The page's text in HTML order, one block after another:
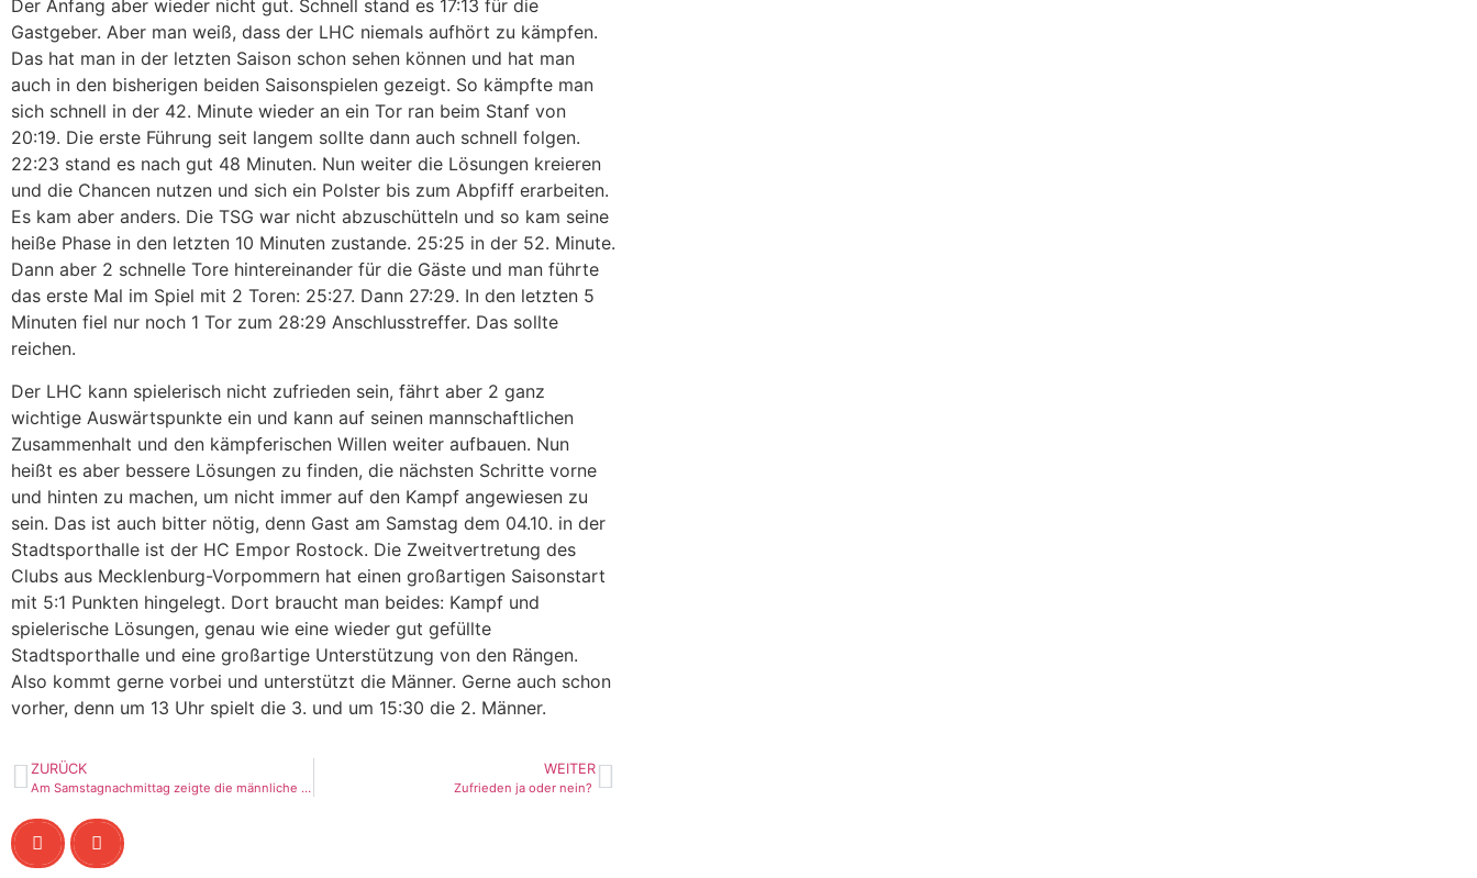
Der Anfang aber wieder nicht gut. Schnell stand es 17:13 für die
Gastgeber. Aber man weiß, dass der LHC niemals aufhört zu kämpfen.
Das hat man in der letzten Saison schon sehen können und hat man
auch in den bisherigen beiden Saisonspielen gezeigt. So kämpfte man
sich schnell in der 42. Minute wieder an ein Tor ran beim Stanf von
20:19. Die erste Führung seit langem sollte dann auch schnell folgen.
22:23 stand es nach gut 48 Minuten. Nun weiter die Lösungen kreieren
und die Chancen nutzen und sich ein Polster bis zum Abpfiff erarbeiten.
Es kam aber anders. Die TSG war nicht abzuschütteln und so kam seine
heiße Phase in den letzten 10 Minuten zustande. 25:25 in der 52. Minute.
Dann aber 2 schnelle Tore hintereinander für die Gäste und man führte
das erste Mal im Spiel mit 2 Toren: 25:27. Dann 27:29. In den letzten 5
Minuten fiel nur noch 1 Tor zum 28:29 Anschlusstreffer. Das sollte
reichen.
Der LHC kann spielerisch nicht zufrieden sein, fährt aber 2 ganz
wichtige Auswärtspunkte ein und kann auf seinen mannschaftlichen
Zusammenhalt und den kämpferischen Willen weiter aufbauen. Nun
heißt es aber bessere Lösungen zu finden, die nächsten Schritte vorne
und hinten zu machen, um nicht immer auf den Kampf angewiesen zu
sein. Das ist auch bitter nötig, denn Gast am Samstag dem 04.10. in der
Stadtsporthalle ist der HC Empor Rostock. Die Zweitvertretung des
Clubs aus Mecklenburg-Vorpommern hat einen großartigen Saisonstart
mit 5:1 Punkten hingelegt. Dort braucht man beides: Kampf und
spielerische Lösungen, genau wie eine wieder gut gefüllte
Stadtsporthalle und eine großartige Unterstützung von den Rängen.
Also kommt gerne vorbei und unterstützt die Männer. Gerne auch schon
vorher, denn um 13 Uhr spielt die 3. und um 15:30 die 2. Männer.
ZURÜCK
Am Samstagnachmittag zeigte die männliche Jugend B des Ludwigsfelder HC eine beeindruckende Leistung in der heimischen Halle und besiegte die Gäste aus Teltow/Ruhlsdorf deutlich mit 32:16.
WEITER
Zufrieden ja oder nein?